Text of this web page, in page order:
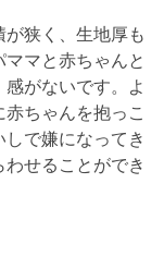
狭く、生地厚も
マと赤ちゃんと
がないです。よ
ちゃんを抱っこ
で嫌になってき
せることができ